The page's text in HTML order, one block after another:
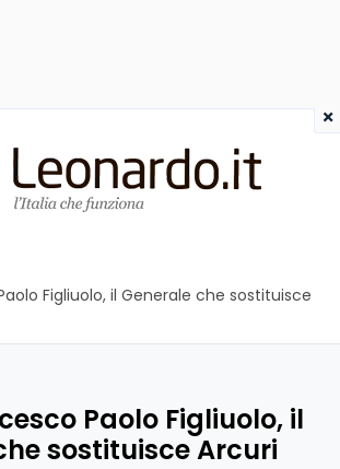
Figliuolo, il Generale che sostituisce
Paolo Figliuolo, il
sostituisce Arcuri
×